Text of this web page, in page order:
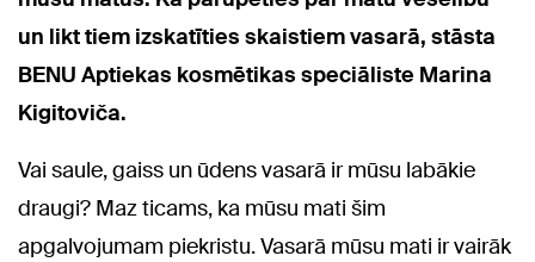
un likt tiem izskatīties skaistiem vasarā, stāsta
BENU Aptiekas kosmētikas speciāliste Marina
Kigitoviča.
Vai saule, gaiss un ūdens vasarā ir mūsu labākie
draugi? Maz ticams, ka mūsu mati šim
apgalvojumam piekristu. Vasarā mūsu mati ir vairāk